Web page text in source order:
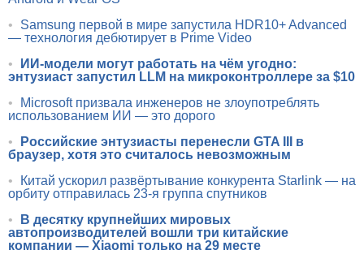
•
Samsung первой в мире запустила HDR10+ Advanced
— технология дебютирует в Prime Video
•
ИИ-модели могут работать на чём угодно:
энтузиаст запустил LLM на микроконтроллере за $10
•
Microsoft призвала инженеров не злоупотреблять
использованием ИИ — это дорого
•
Российские энтузиасты перенесли GTA III в
браузер, хотя это считалось невозможным
•
Китай ускорил развёртывание конкурента Starlink — на
орбиту отправилась 23-я группа спутников
•
В десятку крупнейших мировых
автопроизводителей вошли три китайские
компании — Xiaomi только на 29 месте